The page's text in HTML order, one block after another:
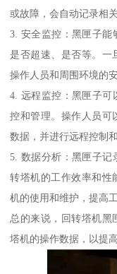
或故障，会自动记录相
3. 安全监控：黑匣子能
是否超速、是否等。一
操作人员和周围环境的安
4. 远程监控：黑匣子可
控和管理。操作人员可
数据，并进行远程控制和
5. 数据分析：黑匣子记
转塔机的工作效率和性
机的使用和维护，提高
总的来说，回转塔机黑
塔机的操作数据，以提